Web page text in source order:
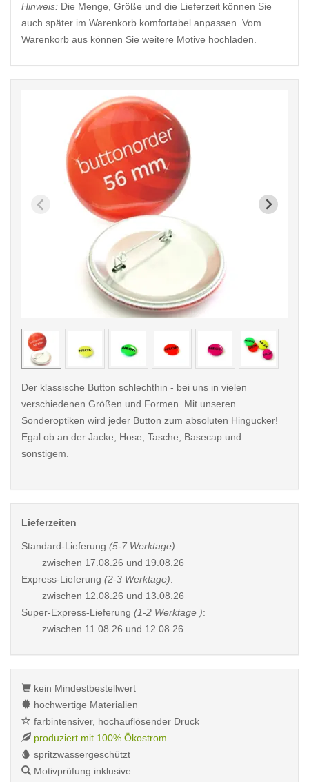
Hinweis: Die Menge, Größe und die Lieferzeit können Sie
auch später im Warenkorb komfortabel anpassen. Vom
Warenkorb aus können Sie weitere Motive hochladen.
< /picture>
Der klassische Button schlechthin - bei uns in vielen
verschiedenen Größen und Formen. Mit unseren
Sonderoptiken wird jeder Button zum absoluten Hingucker!
Egal ob an der Jacke, Hose, Tasche, Basecap und
sonstigem.
Lieferzeiten
Standard-Lieferung (5-7 Werktage):
zwischen 17.08.26 und 19.08.26
Express-Lieferung (2-3 Werktage):
zwischen 12.08.26 und 13.08.26
Super-Express-Lieferung (1-2 Werktage ):
zwischen 11.08.26 und 12.08.26
kein Mindestbestellwert
hochwertige Materialien
farbintensiver, hochauflösender Druck
produziert mit 100% Ökostrom
spritzwassergeschützt
Motivprüfung inklusive